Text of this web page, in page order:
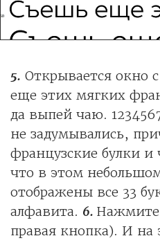
5. Открывается окно
еще этих мягких
да выпей чаю.
не задумывались,
французские булки и
что в этом
отображены все 33
алфавита. 6. Нажмите
правая кнопка). И на